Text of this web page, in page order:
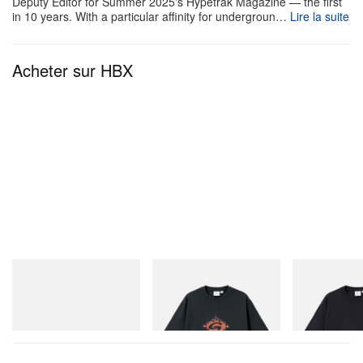
in 10 years. With a particular affinity for undergroun… Lire la suite
Acheter sur HBX
Flame Tee
Acheter maintenant
One Point
Acheter